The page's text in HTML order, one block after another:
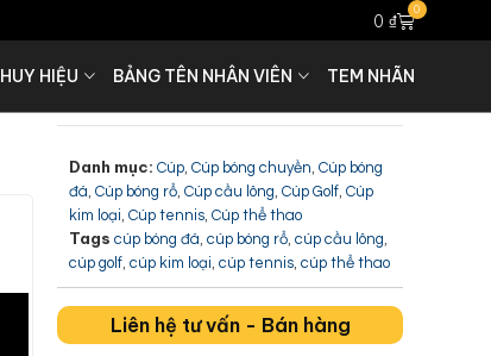
0 ₫
0
HUY HIỆU BẢNG TÊN NHÂN VIÊN TEM NHÃN
Danh mục: Cúp ,Cúp bóng chuyền ,Cúp bóng
đá ,Cúp bóng rổ ,Cúp cầu lông ,Cúp Golf ,Cúp
kim loại ,Cúp tennis ,Cúp thể thao
Tags cúp bóng đá ,cúp bóng rổ ,cúp cầu lông
cúp golf ,cúp kim loại ,cúp tennis ,cúp thể thao
Liên hệ tư vấn - Bán hàng